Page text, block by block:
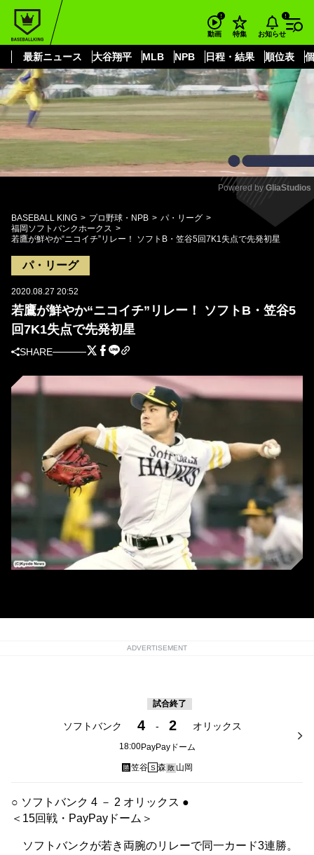
動画 特集 お知らせ
最新ニュース 大谷翔平 MLB NPB 日程・結果 順位表
もっと見る
Mute
Powered by GliaStudios
BASEBALL KING プロ野球・NPB
パ・リーグ
福岡ソフトバンクホークス
若鷹が鮮やか“ニコイチ”リレー！ ソフトB・笠谷5回7K1失点で先発初星
パ・リーグ
2020.08.27 20:52
若鷹が鮮やか“ニコイチ”リレー！ ソフトB・笠谷5
回7K1失点で先発初星
SHARE
ADVERTISEMENT
試合終了
ソフトバンク 4 - 2 オリックス
18:00PayPayドーム
勝笠谷 S 森敗 山岡
○ ソフトバンク 4 － 2 オリックス ●
＜15回戦・PayPayドーム＞
ソフトバンクが若き両腕のリレーで同一カード3連勝。